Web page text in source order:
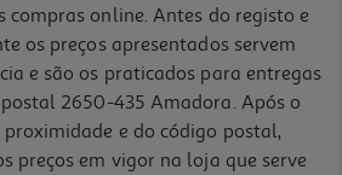
compras online. Antes do registo e
os preços apresentados servem
e são os praticados para entregas
2650-435 Amadora. Após o
e do código postal,
preços em vigor na loja que serve